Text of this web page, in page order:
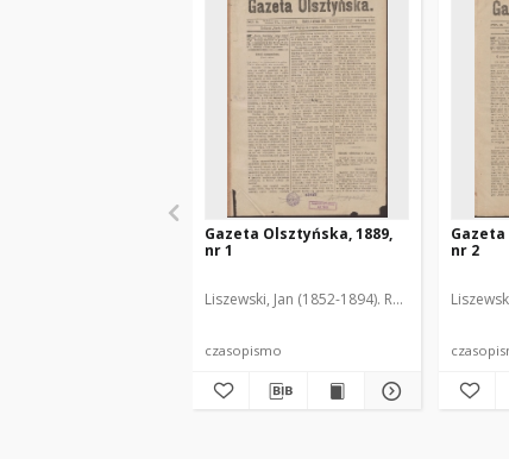
Gazeta Olsztyńska, 1889,
nr 1
Liszewski, Jan (1852-1894). Red.
czasopismo
Gazeta
nr 2